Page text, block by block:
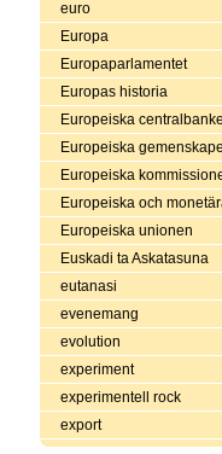
euro
Europa
Europaparlamentet
Europas historia
Europeiska
Europeiska
Europeiska
Europeiska och
Europeiska unionen
Euskadi ta Askatasuna
eutanasi
evenemang
evolution
experiment
experimentell rock
export